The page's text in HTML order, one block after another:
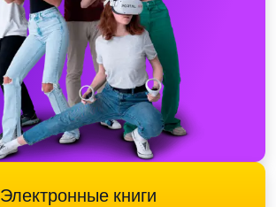
Электронные книги